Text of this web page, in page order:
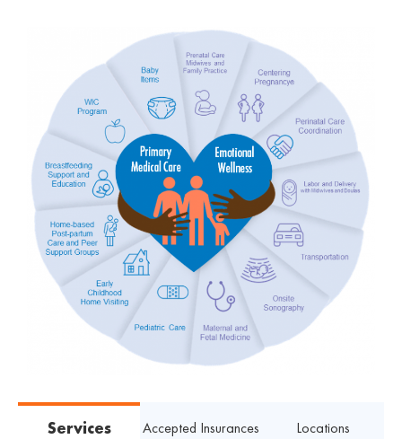
Services Accepted Insurances Locations